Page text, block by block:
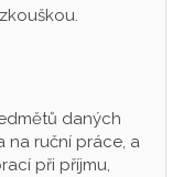
daných
na ruční práce, a
při příjmu,